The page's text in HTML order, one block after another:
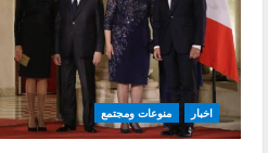
اخبار منوعات ومجتمع